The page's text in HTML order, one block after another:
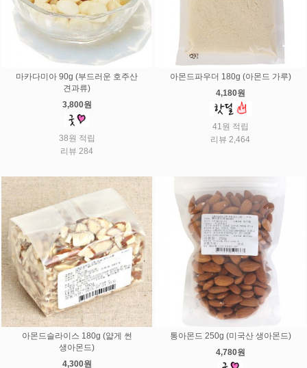
마카다미아 90g (부드러운 호주산
견과류)
3,800원
38원 적립
리뷰 284
아몬드파우더 180g (아몬드 가루)
4,180원
41원 적립
리뷰 2,464
아몬드슬라이스 180g (얇게 썬
생아몬드)
4,300원
통아몬드 250g (미국산 생아몬드)
4,780원